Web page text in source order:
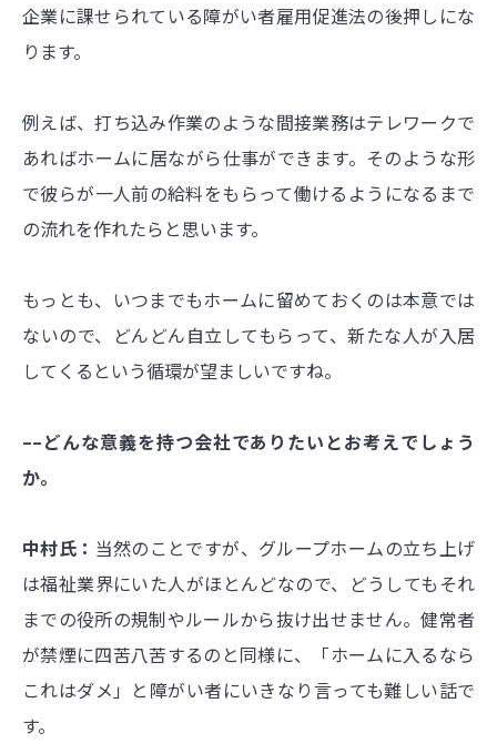
企業に課せられている障がい者雇用促進法の後押しにな
ります。
例えば、打ち込み作業のような間接業務はテレワークで
あればホームに居ながら仕事ができます。そのような形
で彼らが一人前の給料をもらって働けるようになるまで
の流れを作れたらと思います。
もっとも、いつまでもホームに留めておくのは本意では
ないので、どんどん自立してもらって、新たな人が入居
してくるという循環が望ましいですね。
––どんな意義を持つ会社でありたいとお考えでしょう
か。
中村氏： 当然のことですが、グループホームの立ち上げ
は福祉業界にいた人がほとんどなので、どうしてもそれ
までの役所の規制やルールから抜け出せません。健常者
が禁煙に四苦八苦するのと同様に、「ホームに入るなら
これはダメ」と障がい者にいきなり言っても難しい話で
す。